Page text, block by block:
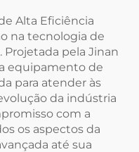
Alta Eficiência
na tecnologia de
pela Jinan
equipamento de
para atender às
da indústria
com a
os aspectos da
até sua